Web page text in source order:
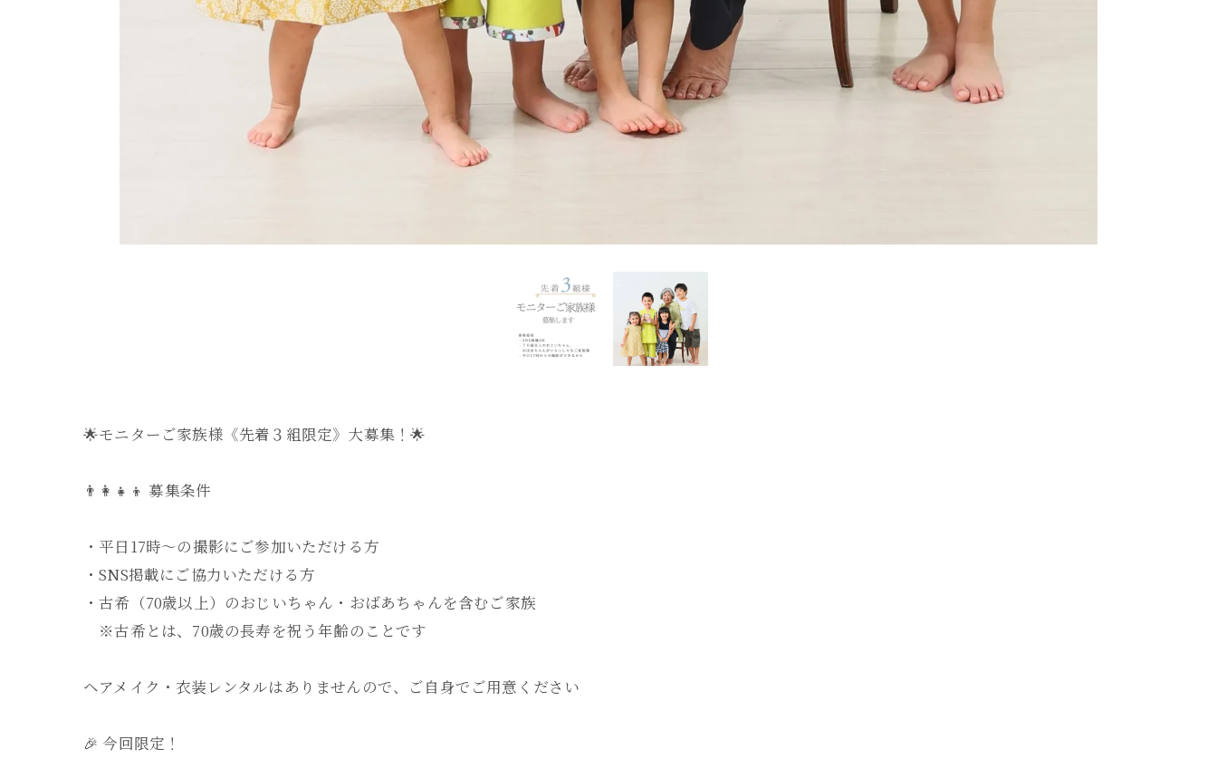
🌟モニターご家族様《先着３組限定》大募集！🌟
👨‍👩‍👧‍👦 募集条件
・平日17時〜の撮影にご参加いただける方
・SNS掲載にご協力いただける方
・古希（70歳以上）のおじいちゃん・おばあちゃんを含むご家族
※古希とは、70歳の長寿を祝う年齢のことです
ヘアメイク・衣装レンタルはありませんので、ご自身でご用意ください
🎉 今回限定！